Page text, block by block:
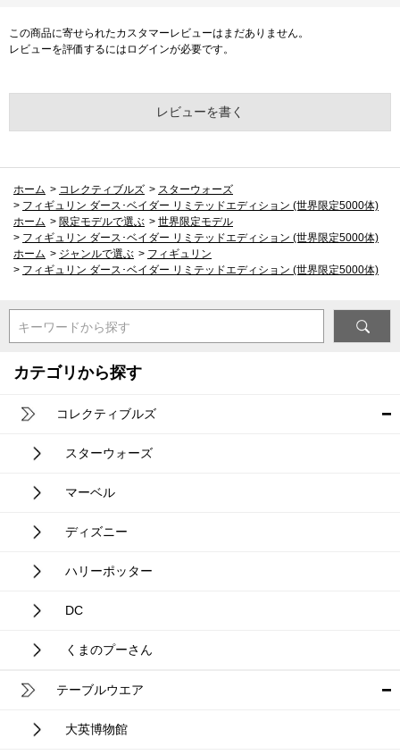
この商品に寄せられたカスタマーレビューはまだありません。
レビューを評価するには ログインが必要です。
レビューを書く
ホーム > コレクティブルズ > スターウォーズ
> フィギュリン ダース･ベイダー リミテッドエディション (世界限定5000体)
ホーム > 限定モデルで選ぶ > 世界限定モデル
> フィギュリン ダース･ベイダー リミテッドエディション (世界限定5000体)
ホーム > ジャンルで選ぶ > フィギュリン
> フィギュリン ダース･ベイダー リミテッドエディション (世界限定5000体)
キーワードから探す
カテゴリから探す
コレクティブルズ
スターウォーズ
マーベル
ディズニー
ハリーポッター
DC
くまのプーさん
テーブルウエア
大英博物館